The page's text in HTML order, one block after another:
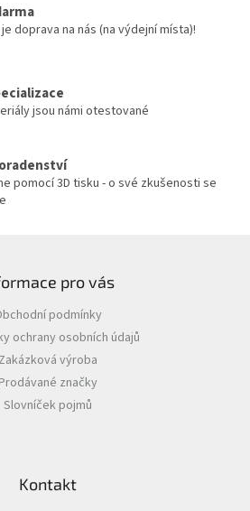
í
k
y
p
i
doprava na nás (na výdejní místa)!
jsou námi otestované
pomocí 3D tisku - o své zkušenosti se
pro vás
podmínky
ochrany osobních údajů
Zakázková výroba
Prodávané značky
Slovníček pojmů
Kontakt